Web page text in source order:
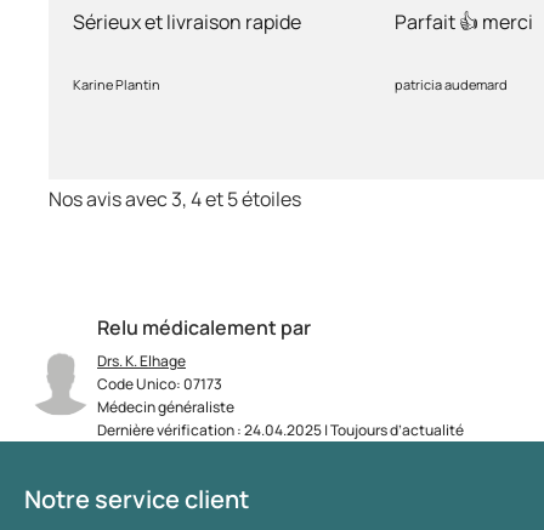
Relu médicalement par
Drs. K. Elhage
Code Unico: 07173
Médecin généraliste
Dernière vérification : 24.04.2025 | Toujours d’actualité
Sérieux et livraison rapide
Karine Plantin
Parfait 👍 merci
patricia audemard
Nos avis avec 3, 4 et 5 étoiles
Notre service client